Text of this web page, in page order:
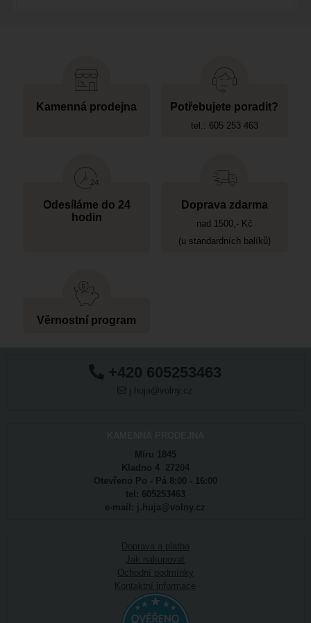
Kamenná prodejna Potřebujete poradit?
tel.: 605 253 463
Odesíláme do 24
hodin
Doprava zdarma
nad 1500,- Kč
(u standardních balíků)
Věrnostní program
+420 605253463
j.huja@volny.cz
Míru 1845
Kladno 4 27204
Otevřeno Po - Pá 8:00 - 16:00
tel: 605253463
e-mail: j.huja@volny.cz
Doprava a platba
Jak nakupovat
Ochodní podmínky
Kontaktní informace